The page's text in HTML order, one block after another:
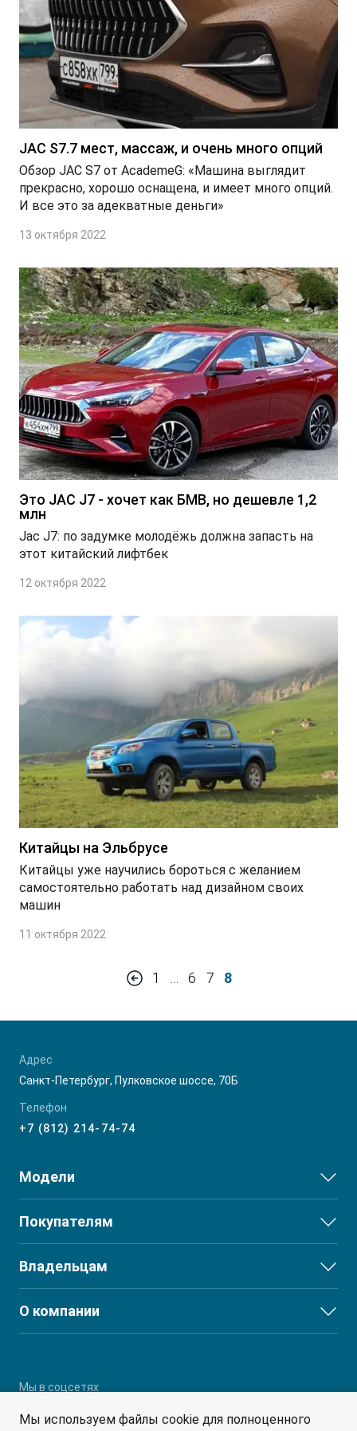
T9 Пикап
от 3 619 000 ₽*
RF8 Минивэн
от 4 774 000 ₽*
JAC S7.7 мест, массаж, и очень много опций
Обзор JAC S7 от AcademeG: «Машина выглядит
прекрасно, хорошо оснащена, и имеет много опций.
И все это за адекватные деньги»
13 октября 2022
Это JAC J7 - хочет как БМВ, но дешевле 1,2
млн
Jac J7: по задумке молодёжь должна запасть на
этот китайский лифтбек
12 октября 2022
Китайцы на Эльбрусе
Китайцы уже научились бороться с желанием
самостоятельно работать над дизайном своих
машин
11 октября 2022
1 … 6 7 8
Адрес
Санкт-Петербург, Пулковское шоссе, 70Б
Телефон
+7 (812) 214-74-74
Модели
JS3
JS6
J7
RF8
Покупателям
Выбор и покупка
Финансы и услуги
Владельцам
Сервис
Поддержка
О компании
Партнеры
Мы в соцсетях
Мы используем файлы cookie для полноценного